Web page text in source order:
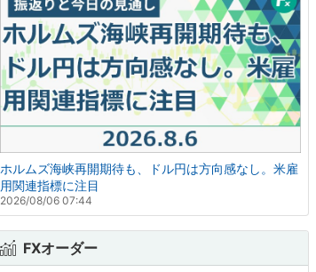
ホルムズ海峡再開期待も、ドル円は方向感なし。米雇
用関連指標に注目
2026/08/06 07:44
FXオーダー